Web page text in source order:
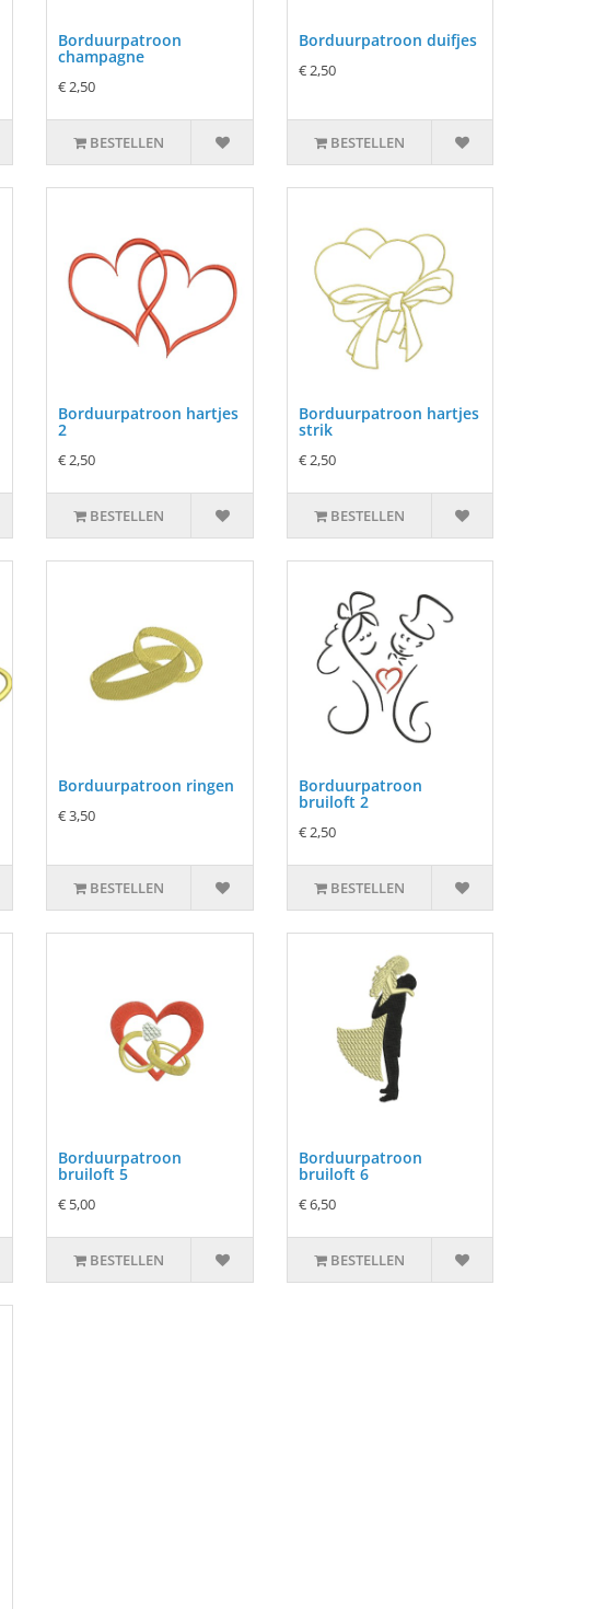
Borduurpatroon
champagne
€ 2,50
BESTELLEN
Borduurpatroon duifjes
€ 2,50
BESTELLEN
Borduurpatroon hartjes
2
€ 2,50
BESTELLEN
Borduurpatroon hartjes
strik
€ 2,50
BESTELLEN
Borduurpatroon ringen
€ 3,50
BESTELLEN
Borduurpatroon
bruiloft 2
€ 2,50
BESTELLEN
Borduurpatroon
bruiloft 5
€ 5,00
BESTELLEN
Borduurpatroon
bruiloft 6
€ 6,50
BESTELLEN